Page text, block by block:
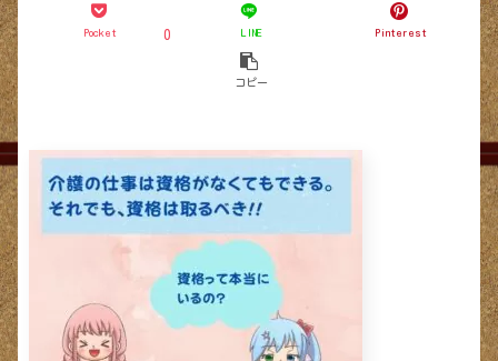
Pocket 0 LINE Pinterest
コピー